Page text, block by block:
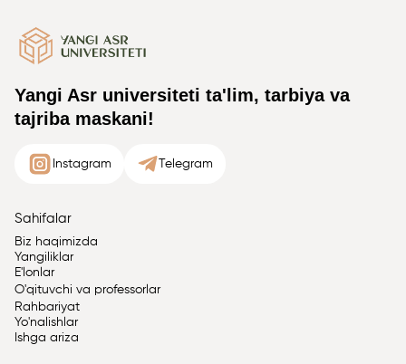
Yangi Asr universiteti ta'lim, tarbiya va
tajriba maskani!
Instagram Telegram
Sahifalar
Biz haqimizda
Yangiliklar
E'lonlar
O'qituvchi va professorlar
Rahbariyat
Yo'nalishlar
Ishga ariza